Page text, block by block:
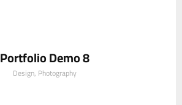
Portfolio Demo 8
Design, Photography